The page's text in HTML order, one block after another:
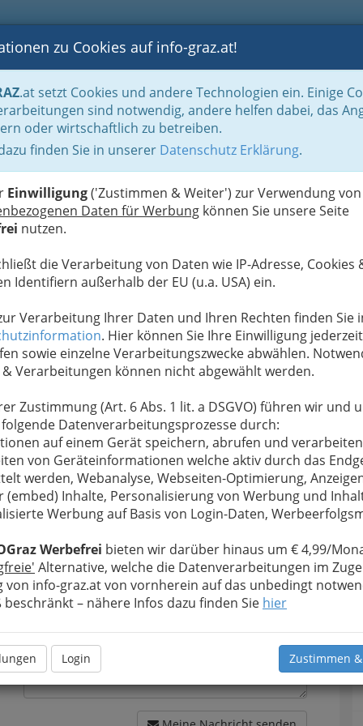
BLOGS FOTOS GASTRONOMIE BRANCHEN
zu Cookies auf info-graz.at!
.at setzt Cookies und andere Technologien ein. Einige
sind notwendig, andere helfen dabei, das
oder wirtschaftlich zu betreiben.
finden Sie in unserer Datenschutz Erklärung.
Einwilligung('Zustimmen & Weiter') zur Verwendung von
Daten für Werbung können Sie unsere Seite
nutzen.
die Verarbeitung von Daten wie IP-Adresse, Cookies
Identifiern außerhalb der EU (u.a. USA) ein.
Verarbeitung Ihrer Daten und Ihren Rechten finden Sie
. Hier können Sie Ihre Einwilligung jederzeit
sowie einzelne Verarbeitungszwecke abwählen.
& Verarbeitungen können nicht abgewählt werden.
Zustimmung (Art. 6 Abs. 1 lit. a DSGVO) führen wir und
Datenverarbeitungsprozesse durch:
auf einem Gerät speichern, abrufen und
von Geräteinformationen welche aktiv durch das
werden, Webanalyse, Webseiten-Optimierung,
(embed) Inhalte, Personalisierung von Werbung und
Werbung auf Basis von Login-Daten,
Werbefrei bieten wir darüber hinaus um € 4,99/
Alternative, welche die Datenverarbeitungen im
von info-graz.at von vornherein auf das unbedingt
beschränkt – nähere Infos dazu finden Sie hier
Login Zustimmen
Der Handel nach WKO-Gliederung
Allgemeines Landesgremium des Handels
einem anderen Fachverband des Handels ang
GmbH
bewahren, verwenden wir an dieser Stelle zur
Ihre Nachricht wird nach dem Absenden
Einspritzpumpen und Turboservice GmbH